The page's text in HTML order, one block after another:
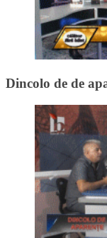
Dincolo de de